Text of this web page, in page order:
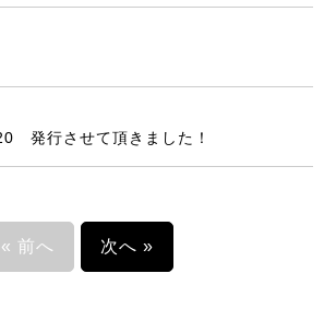
発行させて頂きました！
« 前へ 次へ »